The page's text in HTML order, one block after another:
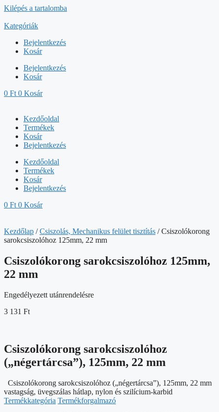
Kilépés a tartalomba
Kategóriák
Bejelentkezés
Kosár
Bejelentkezés
Kosár
0 Ft 0 Kosár
Kezdőoldal
Termékek
Kosár
Bejelentkezés
Kezdőoldal
Termékek
Kosár
Bejelentkezés
0 Ft 0 Kosár
Kezdőlap /Csiszolás, Mechanikus felület tisztítás / Csiszolókorong
sarokcsiszolóhoz 125mm, 22 mm
Csiszolókorong sarokcsiszolóhoz 125mm,
22 mm
Engedélyezett utánrendelésre
3 131 Ft
Csiszolókorong sarokcsiszolóhoz
(„négertárcsa”), 125mm, 22 mm
Csiszolókorong sarokcsiszolóhoz („négertárcsa”), 125mm, 22 mm
vastagság, üvegszálas hátlap, nylon és szilícium-karbid
Termékkategória Termékforgalmazó